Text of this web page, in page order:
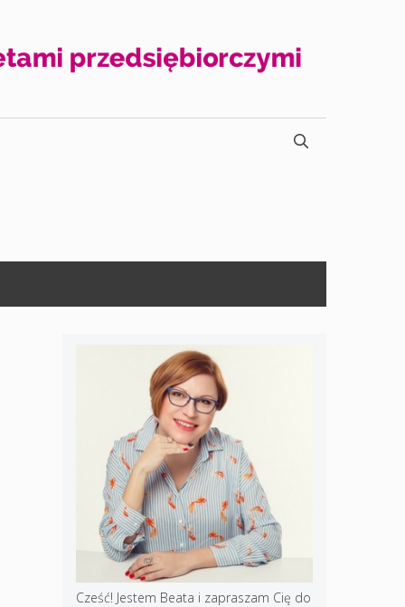
Cześć! Jestem Beata i zapraszam Cię do